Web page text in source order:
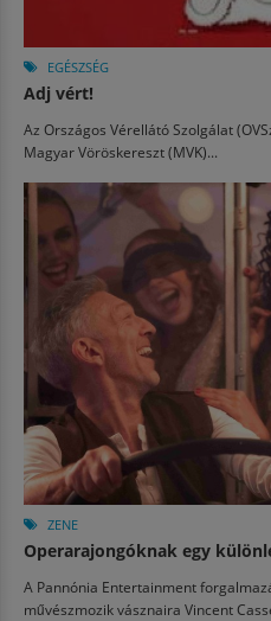
EGÉSZSÉG
Adj vért!
Az Országos Vérellátó Szolgálat
Magyar Vöröskereszt (MVK)...
ZENE
Operarajongóknak egy
A Pannónia Entertainment
művészmozik vásznaira Vincent